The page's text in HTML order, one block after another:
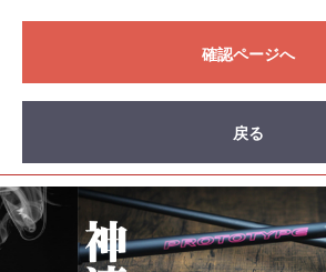
確認ページへ
戻る